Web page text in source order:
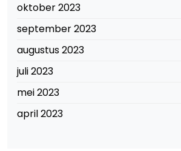
oktober 2023
september 2023
augustus 2023
juli 2023
mei 2023
april 2023